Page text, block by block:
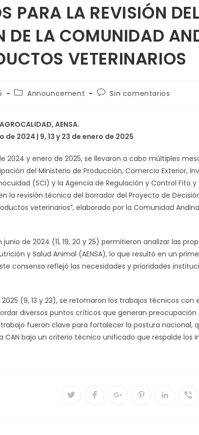
PARA LA REVISIÓN
DE LA COMUNIDAD
VETERINARIOS
Announcement Sin comentarios
AENSA.
de 2024 | 9, 13 y 23 de enero de 2025
2024 y enero de 2025, se llevaron a cabo múltiples
del Ministerio de Producción, Comercio Exterior,
(SCI) y la Agencia de Regulación y Control Fito y
la revisión técnica del borrador del Proyecto de
veterinarios”, elaborado por la Comunidad
junio de 2024 (11, 19, 20 y 25) permitieron analizar las
y Salud Animal (AENSA), lo que resultó en un
consenso reflejó las necesidades y prioridades
(9, 13 y 23), se retomaron los trabajos técnicos con
diversos puntos críticos que generan
fueron clave para fortalecer la postura nacional,
CAN bajo un criterio técnico unificado que respalde los